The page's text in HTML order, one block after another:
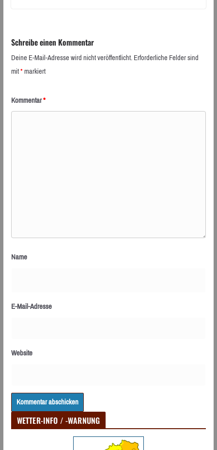
Schreibe einen Kommentar
Deine E-Mail-Adresse wird nicht veröffentlicht.Erforderliche Felder sind
mit*markiert
Kommentar*
Name
E-Mail-Adresse
Website
WETTER-INFO / -WARNUNG